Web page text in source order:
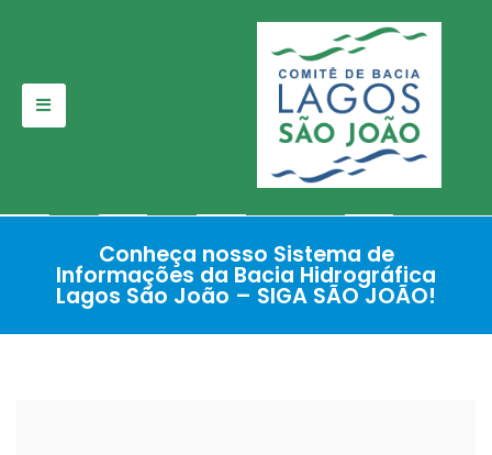
para
Conheça nosso Sistema de
Informações da Bacia Hidrográfica
Lagos São João – SIGA SÃO JOÃO!